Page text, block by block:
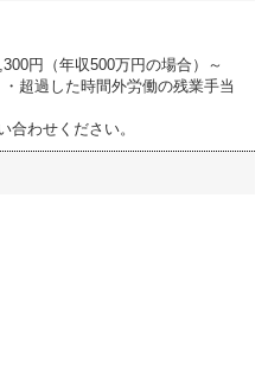
円（年収500万円の場合）～
超過した時間外労働の残業手当
わせください。